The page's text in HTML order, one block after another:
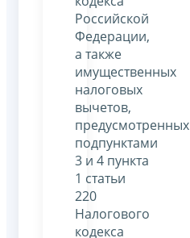
Российской
Федерации,
а также
имущественных
налоговых
вычетов,
предусмотренных
подпунктами
3 и 4 пункта
1 статьи
220
Налогового
кодекса